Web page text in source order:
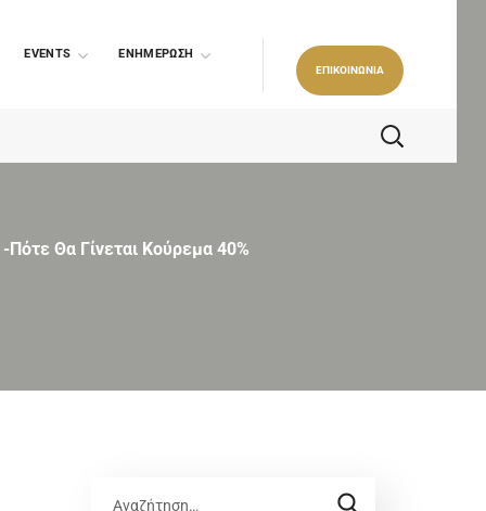
EVENTS ΕΝΗΜΕΡΩΣΗ
ΕΠΙΚΟΙΝΩΝΙΑ
Θα Γίνεται Κούρεμα 40%